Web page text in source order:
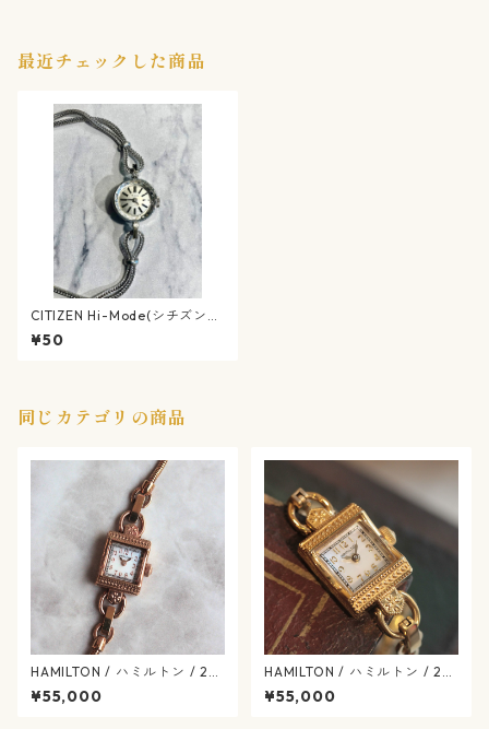
最近チェックした商品
CITIZEN Hi-Mode(シチズン
ハイモード) ヴィンテージ ド
レスウォッチ
¥50
同じカテゴリの商品
HAMILTON / ハミルトン / 28
0.002 / H31241113 / アメリ
カン クラシック / マザーオブ
¥55,000
HAMILTON / ハミルトン / 28
0.002 / H31.231.113 / アメリ
カン クラシック / マザーオブ
¥55,000